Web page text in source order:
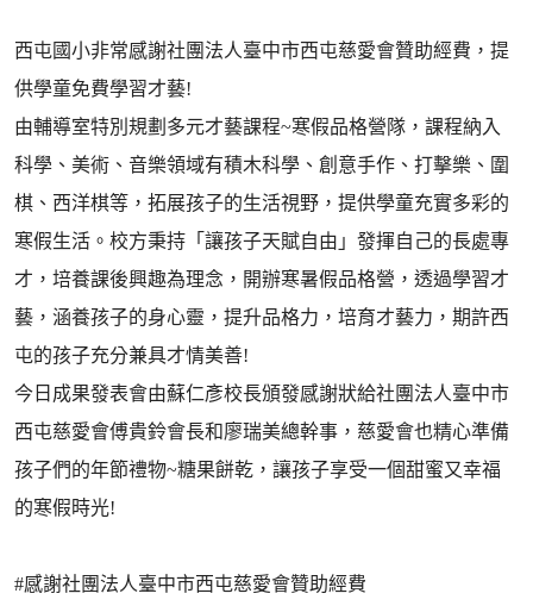
西屯國小非常感謝社團法人臺中市西屯慈愛會贊助經費，提
供學童免費學習才藝!
由輔導室特別規劃多元才藝課程~寒假品格營隊，課程納入
科學、美術、音樂領域有積木科學、創意手作、打擊樂、圍
棋、西洋棋等，拓展孩子的生活視野，提供學童充實多彩的
寒假生活。校方秉持「讓孩子天賦自由」發揮自己的長處專
才，培養課後興趣為理念，開辦寒暑假品格營，透過學習才
藝，涵養孩子的身心靈，提升品格力，培育才藝力，期許西
屯的孩子充分兼具才情美善!
今日成果發表會由蘇仁彥校長頒發感謝狀給社團法人臺中市
西屯慈愛會傅貴鈴會長和廖瑞美總幹事，慈愛會也精心準備
孩子們的年節禮物~糖果餅乾，讓孩子享受一個甜蜜又幸福
的寒假時光!
#感謝社團法人臺中市西屯慈愛會贊助經費